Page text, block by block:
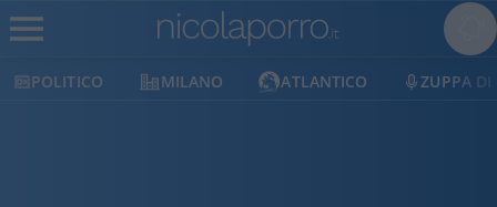
POLITICO MILANO ATLANTICO ZUPPA DI